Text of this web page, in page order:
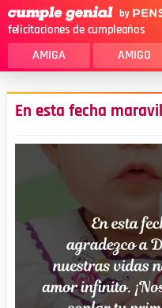
felicitaciones de cumpleaños
AMIGA AMIGO
MAMA
NOVIA
PAPA
TIA
En esta fecha